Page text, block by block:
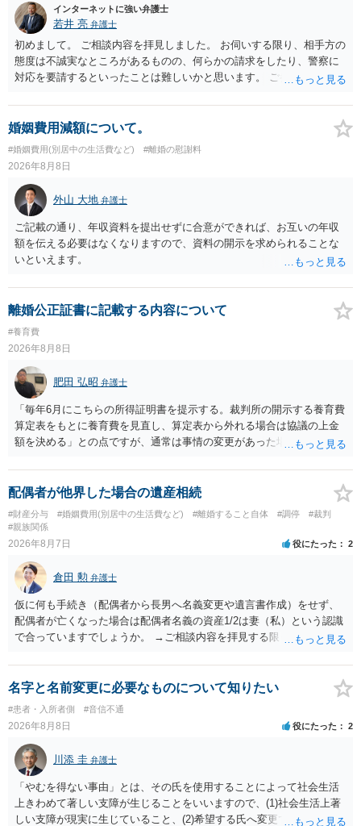
インターネットに強い弁護士
若井 亮 弁護士
初めまして。 ご相談内容を拝見しました。 お伺いする限り、相手方の
態度は不誠実なところがあるものの、何らかの請求をしたり、警察に
対応を要請するといったことは難しいかと思います。 ご参考になれば
婚姻費用減額について。
#婚姻費用(別居中の生活費など) #離婚の慰謝料
2026年8月8日
外山 大地 弁護士
ご記載の通り、年収資料を提出せずに合意ができれば、お互いの年収
額を伝える必要はなくなりますので、資料の開示を求められることな
いといえます。
離婚公正証書に記載する内容について
#養育費
2026年8月8日
肥田 弘昭 弁護士
「毎年6月にこちらの所得証明書を提示する。裁判所の開示する養育費
算定表をもとに養育費を見直し、算定表から外れる場合は協議の上金
額を決める」との点ですが、通常は事情の変更があった場合に変更し
来なかった事情の変更により双方協議の上増減出来る」と「通知義務
に勤務先」が含まれているので、私に収入が入った事は相手に通知が
行く事になり、上記のような文言が無くても養育費の見直しは適宜出
来るかと思うのですが違うのでしょうか？との点はそのとおりかと思
います。養育費は事情の変更があった場合に変更するので毎年見直す
配偶者が他界した場合の遺産相続
#財産分与 #婚姻費用(別居中の生活費など) #離婚すること自体 #調停
#裁判
#親族関係
2026年8月7日 役にたった 2
倉田 勲 弁護士
仮に何も手続き（配偶者から長男へ名義変更や遺言書作成）をせず、
配偶者が亡くなった場合は配偶者名義の資産1/2は妻（私）という認識
で合っていますでしょうか。 →ご相談内容を拝見する限りでは、その
完全に所有する場合は、他の相続人に対して自宅の評価額の１/２の代
償金の支払いが必要になります。
名字と名前変更に必要なものについて知りたい
#患者・入所者側 #音信不通
2026年8月8日 役にたった 2
川添 圭 弁護士
「やむを得ない事由」とは、その氏を使用することによって社会生活
上きわめて著しい支障が生じることをいいますので、(1)社会生活上著
しい支障が現実に生じていること、(2)希望する氏へ変更できればその